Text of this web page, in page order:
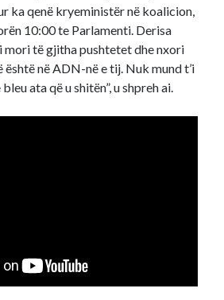
ka qenë kryeministër në koalicion,
10:00 te Parlamenti. Derisa
mori të gjitha pushtetet dhe nxori
në ADN-në e tij. Nuk mund t’i
ata që u shitën”, u shpreh ai.